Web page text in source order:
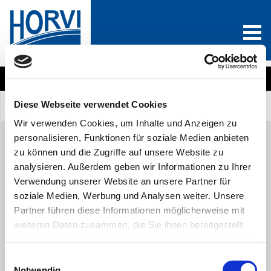
Diese Webseite verwendet Cookies
Wir verwenden Cookies, um Inhalte und Anzeigen zu
personalisieren, Funktionen für soziale Medien anbieten
zu können und die Zugriffe auf unsere Website zu
analysieren. Außerdem geben wir Informationen zu Ihrer
Verwendung unserer Website an unsere Partner für
soziale Medien, Werbung und Analysen weiter. Unsere
Partner führen diese Informationen möglicherweise mit
weiteren Daten zusammen, die Sie ihnen bereitgestellt
Cookies, wenn Sie unsere Webseite weiterhin nutzen.
Wählen Sie eine Produktkategorie
Sind Sie Neukunde? Anmelden
Alle Produkte A B C D E F G H I
J
K
L M N O P Q R S T U
W
X Y Z